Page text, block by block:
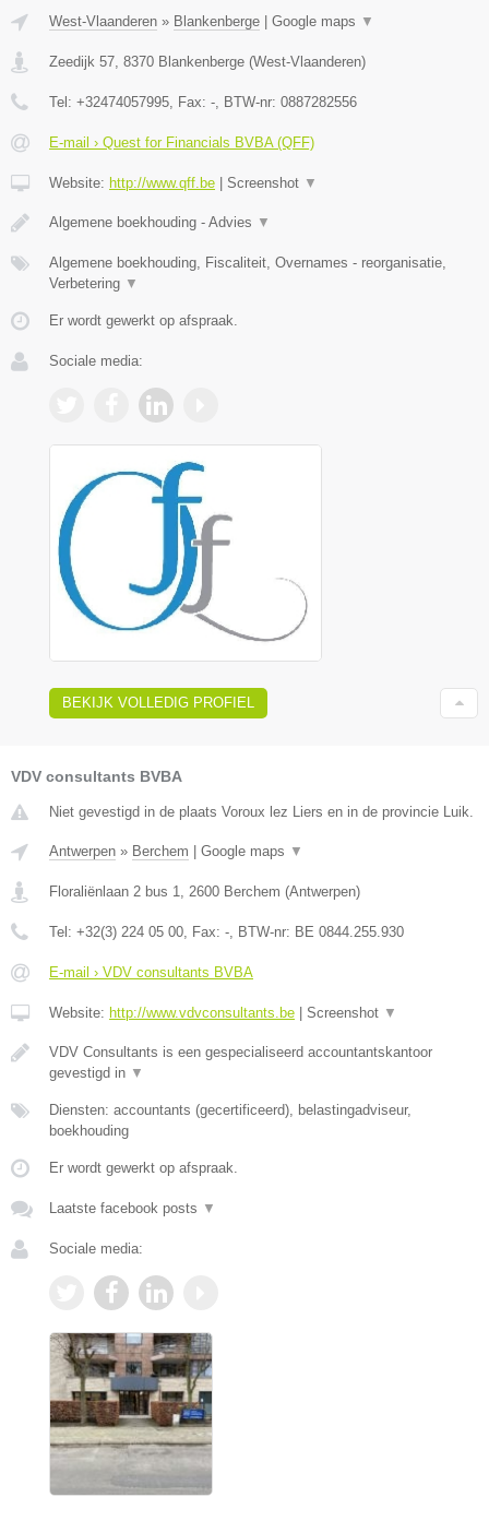
West-Vlaanderen » Blankenberge Google maps ▼
Zeedijk 57, 8370 Blankenberge (West-Vlaanderen)
Tel: +32474057995, Fax: -, BTW-nr: 0887282556
E-mail › Quest for Financials BVBA (QFF)
Website: http://www.qff.be Screenshot ▼
Algemene boekhouding - Advies ▼
Algemene boekhouding, Fiscaliteit, Overnames - reorganisatie,
Verbetering ▼
Er wordt gewerkt op afspraak.
Sociale media:
BEKIJK VOLLEDIG PROFIEL
VDV consultants BVBA
Niet gevestigd in de plaats Voroux lez Liers en in de provincie Luik.
Antwerpen » Berchem Google maps ▼
Floraliënlaan 2 bus 1 2600 Berchem (Antwerpen)
Tel: +32(3) 224 05 00 , Fax: - , BTW-nr: BE 0844.255.930
E-mail › VDV consultants BVBA
Website: http://www.vdvconsultants.be Screenshot ▼
VDV Consultants is een gespecialiseerd accountantskantoor
gevestigd in ▼
Diensten: accountants (gecertificeerd), belastingadviseur,
boekhouding
Er wordt gewerkt op afspraak.
Laatste facebook posts ▼
Sociale media: